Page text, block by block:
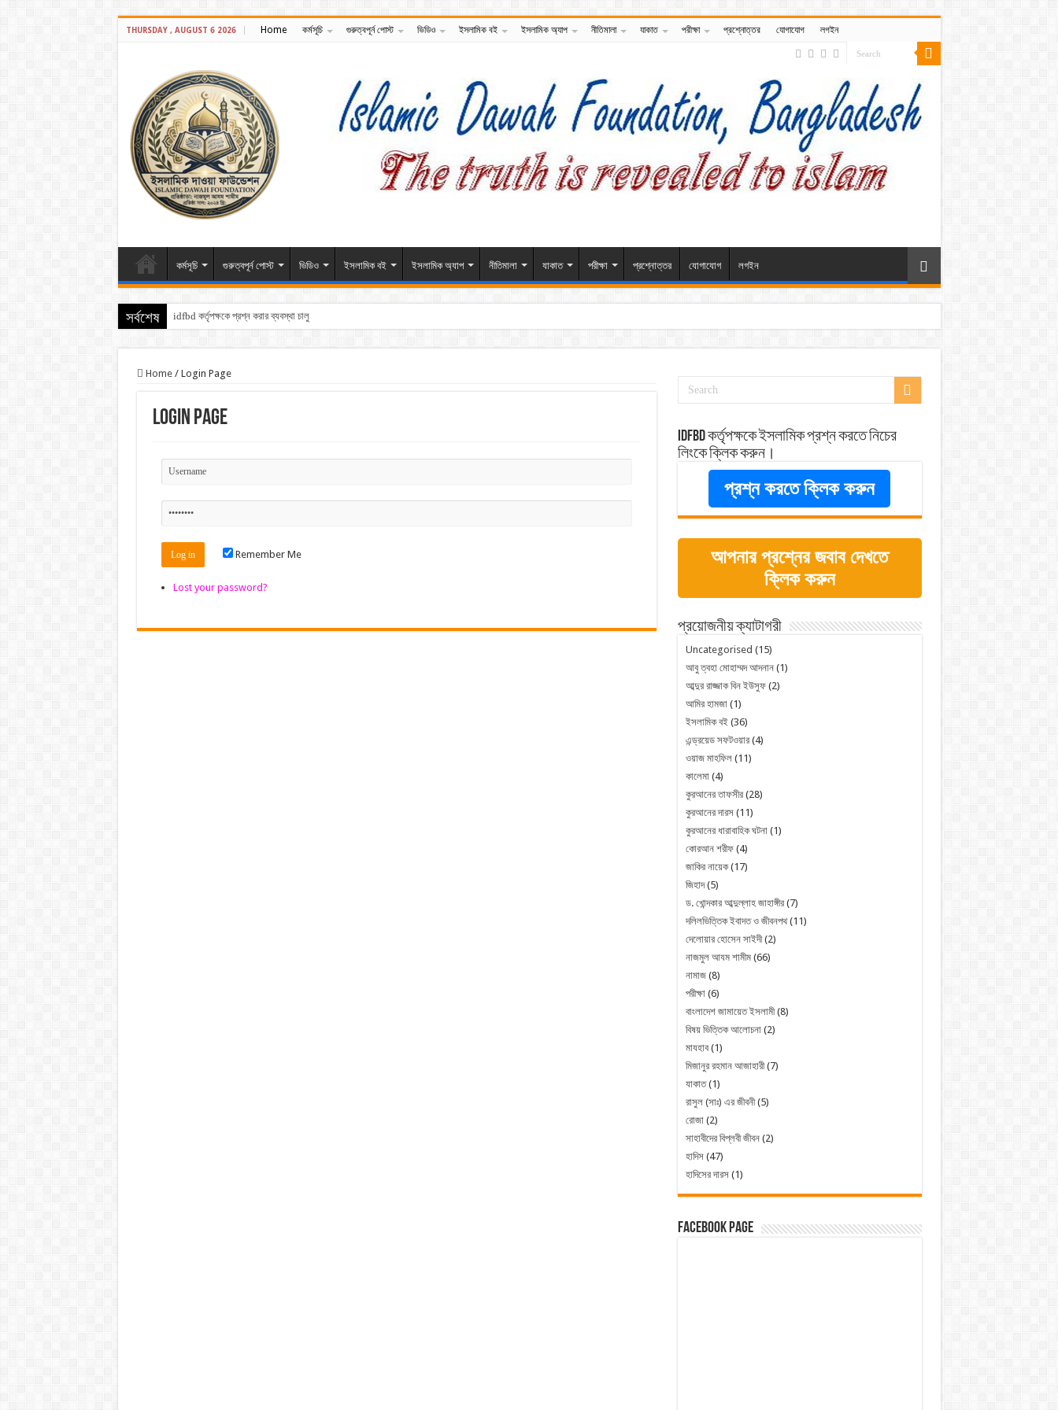
THURSDAY , AUGUST 6 2026 Home কর্মসূচি গুরুত্বপূর্ন পোস্ট ভিডিও ইসলামিক বই ইসলামিক অ্যাপ নীতিমালা যাকাত পরীক্ষা প্রশ্নোত্তর যোগাযোগ লগইন
কর্মসূচি গুরুত্বপূর্ন পোস্ট ভিডিও ইসলামিক বই ইসলামিক অ্যাপ নীতিমালা যাকাত পরীক্ষা প্রশ্নোত্তর যোগাযোগ লগইন
সর্বশেষ idfbd কর্তৃপক্ষকে প্রশ্ন করার ব্যবস্থা চালু করা হয়েছে
Home / Login Page
Login Page
Remember Me
Lost your password?
idfbd কর্তৃপক্ষকে ইসলামিক প্রশ্ন করতে নিচের
লিংকে ক্লিক করুন।
প্রশ্ন করতে ক্লিক করুন
আপনার প্রশ্নের জবাব দেখতে
ক্লিক করুন
প্রয়োজনীয় ক্যাটাগরী
Uncategorised (15)
আবু ত্বহা মোহাম্মদ আদনান(1)
আব্দুর রাজ্জাক বিন ইউসুফ(2)
আমির হামজা(1)
ইসলামিক বই(36)
এন্ড্রয়েড সফটওয়ার(4)
ওয়াজ মাহফিল(11)
কালেমা(4)
কুরআনের তাফসীর(28)
কুরআনের দারস(11)
কুরআনের ধারাবাহিক ঘটনা(1)
কোরআন শরীফ(4)
জাকির নায়েক(17)
জিহাদ(5)
ড. খোন্দকার আব্দুল্লাহ জাহাঙ্গীর(7)
দলিলভিত্তিক ইবাদত ও জীবনপথ(11)
দেলোয়ার হোসেন সাইদী(2)
নাজমুল আযম শামীম(66)
নামাজ(8)
পরীক্ষা(6)
বাংলাদেশ জামায়েত ইসলামী(8)
বিষয় ভিত্তিক আলোচনা(2)
মাযহাব(1)
মিজানুর রহমান আজাহারী(7)
যাকাত(1)
রাসুল (সাঃ) এর জীবনী(5)
রোজা(2)
সাহাবীদের বিপ্লবী জীবন(2)
হাদিস(47)
হাদিসের দারস(1)
Facebook Page